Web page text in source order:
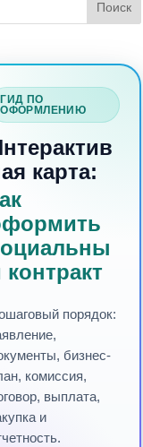
ГИД ПО
ОФОРМЛЕНИЮ
карта:
контракт
порядок:
бизнес-
комиссия,
выплата,
и